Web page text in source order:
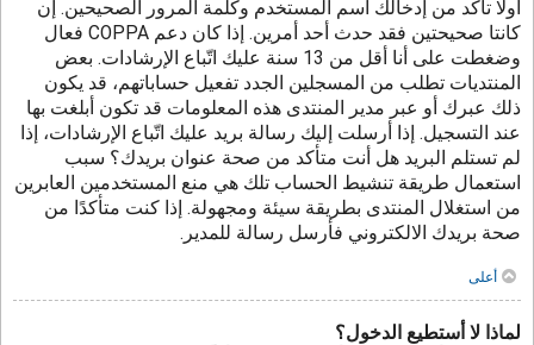
أولًا تأكد من إدخالك اسم المستخدم وكلمة المرور الصحيحين. إن
كانتا صحيحتين فقد حدث أحد أمرين. إذا كان دعم COPPA فعال
وضغطت على أنا أقل من 13 سنة عليك اتّباع الإرشادات. بعض
المنتديات تطلب من المسجلين الجدد تفعيل حساباتهم، قد يكون
ذلك عبرك أو عبر مدير المنتدى هذه المعلومات قد تكون أبلغت بها
عند التسجيل. إذا أرسلت إليك رسالة بريد عليك اتّباع الإرشادات، إذا
لم تستلم البريد هل أنت متأكد من صحة عنوان بريدك؟ سبب
استعمال طريقة تنشيط الحساب تلك هي منع المستخدمين العابرين
من استغلال المنتدى بطريقة سيئة ومجهولة. إذا كنت متأكدًا من
صحة بريدك الالكتروني فأرسل رسالة للمدير.
أعلى
لماذا لا أستطيع الدخول؟